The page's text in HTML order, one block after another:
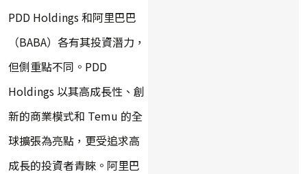
PDD Holdings 和阿里巴巴
（BABA）各有其投資潛力，
但側重點不同。PDD
Holdings 以其高成長性、創
新的商業模式和 Temu 的全
球擴張為亮點，更受追求高
成長的投資者青睞。阿里巴